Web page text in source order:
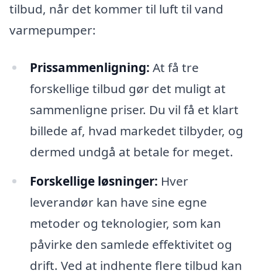
tilbud, når det kommer til luft til vand
varmepumper:
Prissammenligning: At få tre
forskellige tilbud gør det muligt at
sammenligne priser. Du vil få et klart
billede af, hvad markedet tilbyder, og
dermed undgå at betale for meget.
Forskellige løsninger: Hver
leverandør kan have sine egne
metoder og teknologier, som kan
påvirke den samlede effektivitet og
drift. Ved at indhente flere tilbud kan